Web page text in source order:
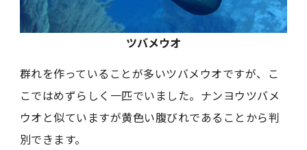
ツバメウオ
群れを作っていることが多いツバメウオですが、こ
こではめずらしく一匹でいました。ナンヨウツバメ
ウオと似ていますが黄色い腹びれであることから判
別できます。